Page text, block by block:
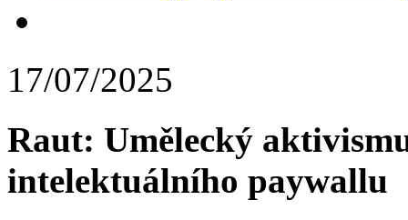
17/07/2025
Raut: Umělecký
intelektuálního paywallu